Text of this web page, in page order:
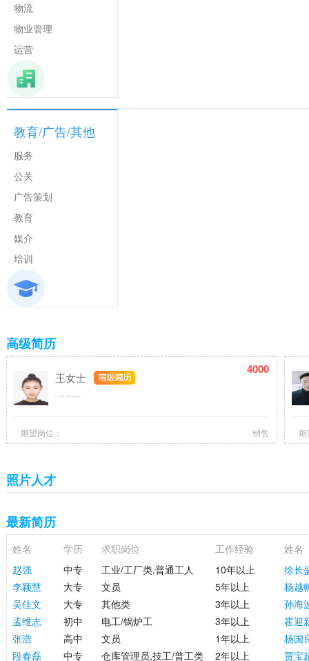
物流
物业管理
运营
教育/广告/其他
服务
公关
广告策划
教育
媒介
培训
高级简历
王女士
4000
女 | 27岁 | 大专 | 在校学生
期望岗位： 销售 期
照片人才
最新简历
姓名 学历 求职岗位 工作经验
姓名
赵强
中专 工业/工厂类,普通工人 10年以上
徐长
李颖慧
大专 文员 5年以上
杨越
吴佳文
大专 其他类 3年以上
孙海
孟维志
初中 电工/锅炉工 3年以上
霍迎
张浩
高中 文员 1年以上
杨国
段春磊
中专 仓库管理员,技工/普工类 2年以上 贾宝